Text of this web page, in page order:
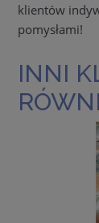
klientów
pomysłami!
INNI